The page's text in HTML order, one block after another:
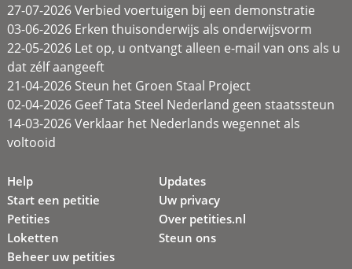
27-07-2026 Verbied voertuigen bij een demonstratie
03-06-2026 Erken thuisonderwijs als onderwijsvorm
22-05-2026 Let op, u ontvangt alleen e-mail van ons als u
dat zélf aangeeft
21-04-2026 Steun het Groen Staal Project
02-04-2026 Geef Tata Steel Nederland geen staatssteun
14-03-2026 Verklaar het Nederlands wegennet als
voltooid
Help
Start een petitie
Petities
Loketten
Beheer uw petities
Updates
Uw privacy
Over petities.nl
Steun ons